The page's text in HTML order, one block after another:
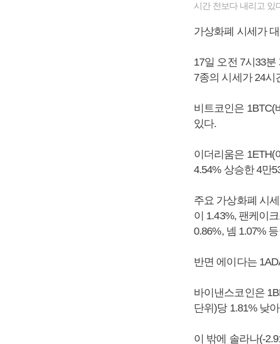
시간 전보다 내리고 있
가상화폐 시세가
17일 오전 7시33
7종의 시세가 24시
비트코인은 1BTC(
있다.
이더리움은 1ETH(
4.54% 상승한 4만
주요 가상화폐 시
이 1.43%, 팬케이
0.86%, 넴 1.07%
반면 에이다는
바이낸스코인은
단위)당 1.81% 낮
이 밖에 솔라나(-